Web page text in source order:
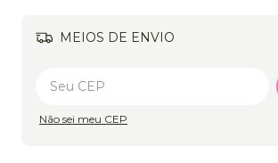
MEIOS DE ENVIO
Não sei meu CEP